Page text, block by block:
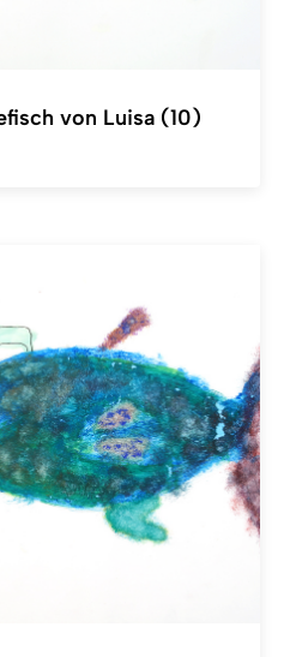
von Luisa (10)